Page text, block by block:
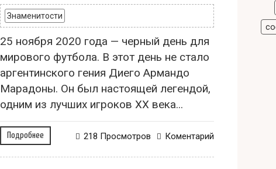
Знаменитости
25 ноября 2020 года — черный день для
мирового футбола. В этот день не стало
аргентинского гения Диего Армандо
Марадоны. Он был настоящей легендой,
одним из лучших игроков ХХ века...
Подробнее Коментарий
218 Просмотров